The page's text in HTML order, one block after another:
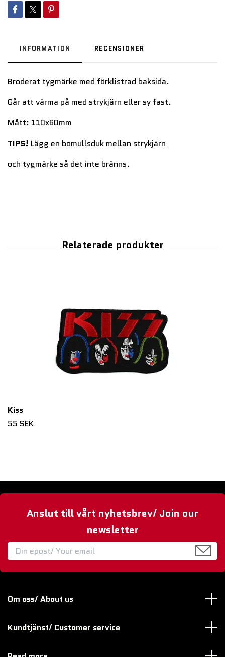
INFORMATION RECENSIONER
Broderat tygmärke med förklistrad baksida.
Går att värma på med strykjärn eller sy fast.
Mått: 110x60mm
TIPS! Lägg en bomullsduk mellan strykjärn
och tygmärke så det inte bränns.
Kiss
55 SEK
Anslut till vårt nyhetsbrev/ Join our
newsletter
Om oss/ About us
Kundtjänst/ Customer service